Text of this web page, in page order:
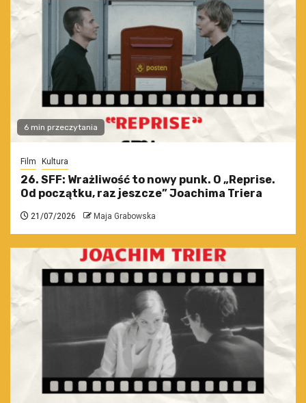
6 min przeczytania
Film Kultura
26. SFF: Wrażliwość to nowy punk. O „Reprise.
Od początku, raz jeszcze” Joachima Triera
21/07/2026 Maja Grabowska